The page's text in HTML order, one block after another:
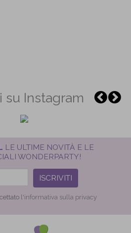
su Instagram
LE ULTIME NOVITÀ E LE
WONDERPARTY!
ISCRIVITI
l'informativa sulla privacy